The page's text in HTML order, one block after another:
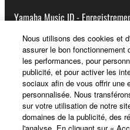
Yamaha Music ID -
A propos de Yamaha
France - French
Nous utilisons des cookies et
assurer le bon fonctionnement
les performances, pour
publicité, et pour activer les
sociaux afin de vous offrir une
personnalisée. Nous
sur votre utilisation de notre
domaines de la publicité, des